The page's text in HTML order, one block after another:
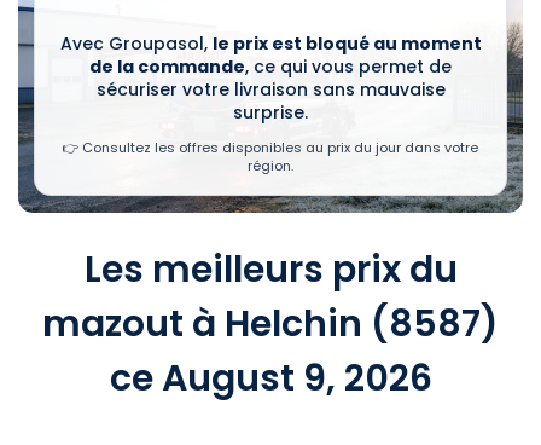
Avec Groupasol, le prix est bloqué au moment
de la commande, ce qui vous permet de
sécuriser votre livraison sans mauvaise
surprise.
👉 Consultez les offres disponibles au prix du jour dans votre
région.
Les meilleurs prix du
mazout à Helchin (8587)
ce August 9, 2026